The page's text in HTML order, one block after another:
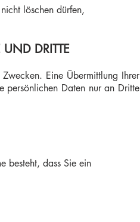
löschen dürfen,
DRITTE
Eine Übermittlung Ihrer
persönlichen Daten nur an Dritte
besteht, dass Sie ein